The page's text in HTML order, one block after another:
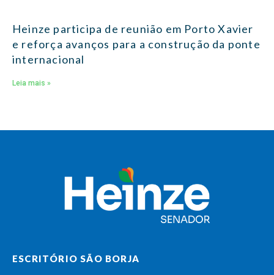
Heinze participa de reunião em Porto Xavier
e reforça avanços para a construção da ponte
internacional
Leia mais »
ESCRITÓRIO SÃO BORJA